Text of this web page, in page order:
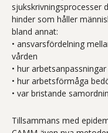
sjukskrivningsprocesser
hinder som håller
bland annat:
• ansvarsfördelning
vården
• hur
• hur arbetsförmåga
• var bristande
Tillsammans med